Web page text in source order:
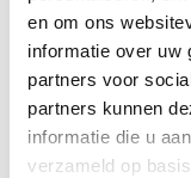
en om ons
informatie over uw
partners voor
partners kunnen
informatie die u
verzameld op
Hulp
juiste